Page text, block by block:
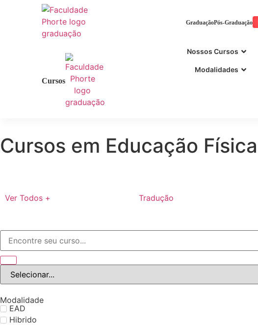
GraduaçãoPós-Graduação
Cursos
Nossos Cursos
Modalidades
Cursos em Educação Física
Ver Todos + Tradução
Modalidade
EAD
Hibrido